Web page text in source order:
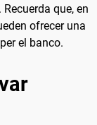
que, en
ofrecer una
el banco.